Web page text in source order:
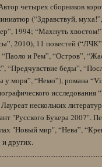
четырех сборников
(“Здравствуй,
1994; “Махнуть
2010), 11 повестей
“Паоло и Рем”, “Остров”,
“Предчувствие беды”,
у моря”, “Немо”), романа
исследования
нескольких
"Русского Букера 2007".
"Новый мир", “Нева”,
и других.